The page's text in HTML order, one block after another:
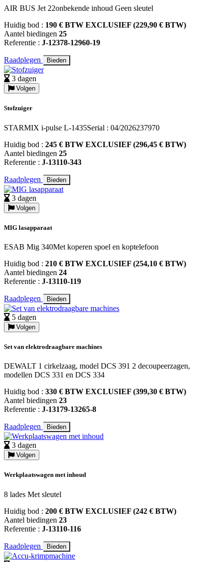
AIR BUS Jet 22onbekende inhoud Geen sleutel
Huidig bod : 190 € BTW EXCLUSIEF (229,90 € BTW)
Aantel biedingen 25
Referentie : J-12378-12960-19
Raadplegen Bieden
3 dagen
Volgen
Stofzuiger
STARMIX i-pulse L-1435Serial : 04/2026237970
Huidig bod : 245 € BTW EXCLUSIEF (296,45 € BTW)
Aantel biedingen 25
Referentie : J-13110-343
Raadplegen Bieden
3 dagen
Volgen
MIG lasapparaat
ESAB Mig 340Met koperen spoel en koptelefoon
Huidig bod : 210 € BTW EXCLUSIEF (254,10 € BTW)
Aantel biedingen 24
Referentie : J-13110-119
Raadplegen Bieden
5 dagen
Volgen
Set van elektrodraagbare machines
DEWALT 1 cirkelzaag, model DCS 391 2 decoupeerzagen,
modellen DCS 331 en DCS 334
Huidig bod : 330 € BTW EXCLUSIEF (399,30 € BTW)
Aantel biedingen 23
Referentie : J-13179-13265-8
Raadplegen Bieden
3 dagen
Volgen
Werkplaatswagen met inhoud
8 lades Met sleutel
Huidig bod : 200 € BTW EXCLUSIEF (242 € BTW)
Aantel biedingen 23
Referentie : J-13110-116
Raadplegen Bieden